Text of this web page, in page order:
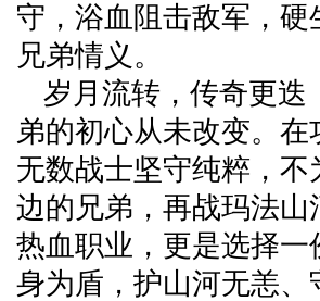
守，浴血阻击敌军，
兄弟情义。
岁月流转，传奇更迭
弟的初心从未改变。
无数战士坚守纯粹，
边的兄弟，再战玛法
热血职业，更是选择
身为盾，护山河无恙